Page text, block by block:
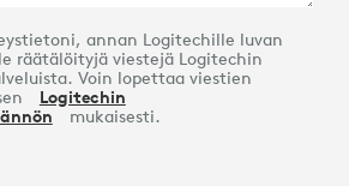
annan Logitechille luvan
räätälöityjä viestejä Logitechin
Voin lopettaa viestien
Logitechin
mukaisesti.